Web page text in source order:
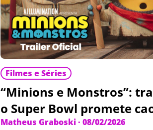
Filmes e Séries
“Minions e Monstros”:
o Super Bowl promete
Matheus Graboski· 08/02/2026